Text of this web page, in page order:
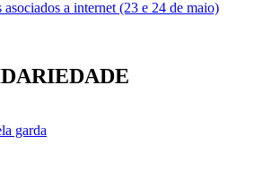
a internet (23 e 24 de maio)
garda